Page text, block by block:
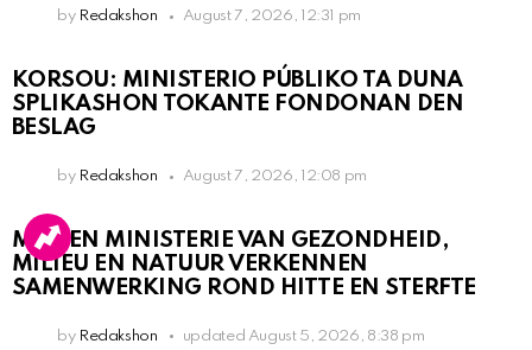
by Redakshon August 7, 2026, 12:31 pm
KORSOU: MINISTERIO PÚBLIKO TA DUNA
SPLIKASHON TOKANTE FONDONAN DEN
BESLAG
by Redakshon August 7, 2026, 12:08 pm
MDC EN MINISTERIE VAN GEZONDHEID,
MILIEU EN NATUUR VERKENNEN
SAMENWERKING ROND HITTE EN STERFTE
by Redakshon updated August 5, 2026, 8:38 pm